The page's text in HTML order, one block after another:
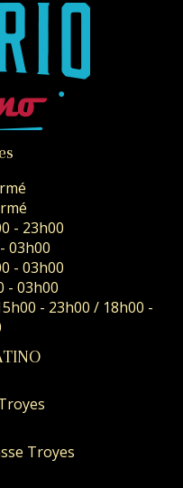
- 23h00
03h00
- 03h00
- 03h00
- 23h00 / 18h00 -
Troyes